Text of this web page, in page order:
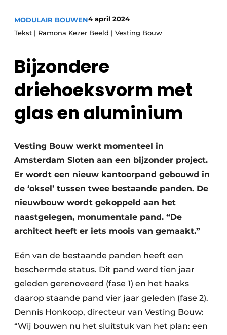
Privacy / Cookie statement
Vacature aanmelden
Vacatures
Video’s
Modulair bouwen
MODULAIR BOUWEN4 april 2024
Tekst | Ramona Kezer Beeld | Vesting Bouw
Bijzondere
driehoeksvorm met
glas en aluminium
Vesting Bouw werkt momenteel in
Amsterdam Sloten aan een bijzonder project.
Er wordt een nieuw kantoorpand gebouwd in
de ‘oksel’ tussen twee bestaande panden. De
nieuwbouw wordt gekoppeld aan het
naastgelegen, monumentale pand. “De
architect heeft er iets moois van gemaakt.”
Eén van de bestaande panden heeft een
beschermde status. Dit pand werd tien jaar
geleden gerenoveerd (fase 1) en het haaks
daarop staande pand vier jaar geleden (fase 2).
Dennis Honkoop, directeur van Vesting Bouw:
“Wij bouwen nu het sluitstuk van het plan: een